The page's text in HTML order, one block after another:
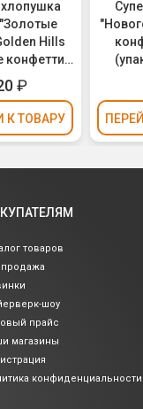
Hills
конфетти,
30см
₽
К ТОВАРУ
товаров
шоу
прайс
магазины
конфиденциальности